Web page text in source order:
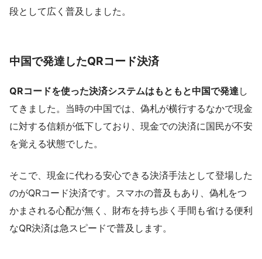
段として広く普及しました。
中国で発達したQRコード決済
QRコードを使った決済システムはもともと中国で発達 し
てきました。当時の中国では、偽札が横行するなかで現金
に対する信頼が低下しており、現金での決済に国民が不安
を覚える状態でした。
そこで、現金に代わる安心できる決済手法として登場した
のがQRコード決済です。スマホの普及もあり、偽札をつ
かまされる心配が無く、財布を持ち歩く手間も省ける便利
なQR決済は急スピードで普及します。